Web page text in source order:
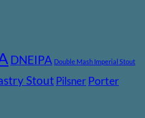
DNEIPA Double Mash Imperial Stout
Stout Pilsner Porter